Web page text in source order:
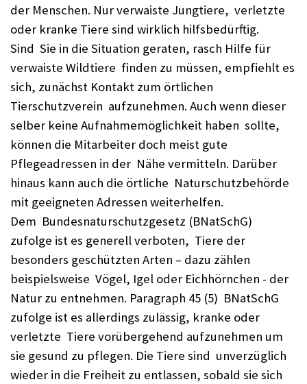
der Menschen. Nur verwaiste Jungtiere, verletzte
oder kranke Tiere sind wirklich hilfsbedürftig.
Sind Sie in die Situation geraten, rasch Hilfe für
verwaiste Wildtiere finden zu müssen, empfiehlt es
sich, zunächst Kontakt zum örtlichen
Tierschutzverein aufzunehmen. Auch wenn dieser
selber keine Aufnahmemöglichkeit haben sollte,
können die Mitarbeiter doch meist gute
Pflegeadressen in der Nähe vermitteln. Darüber
hinaus kann auch die örtliche Naturschutzbehörde
mit geeigneten Adressen weiterhelfen.
Dem Bundesnaturschutzgesetz (BNatSchG)
zufolge ist es generell verboten, Tiere der
besonders geschützten Arten – dazu zählen
beispielsweise Vögel, Igel oder Eichhörnchen - der
Natur zu entnehmen. Paragraph 45 (5) BNatSchG
zufolge ist es allerdings zulässig, kranke oder
verletzte Tiere vorübergehend aufzunehmen um
sie gesund zu pflegen. Die Tiere sind unverzüglich
wieder in die Freiheit zu entlassen, sobald sie sich